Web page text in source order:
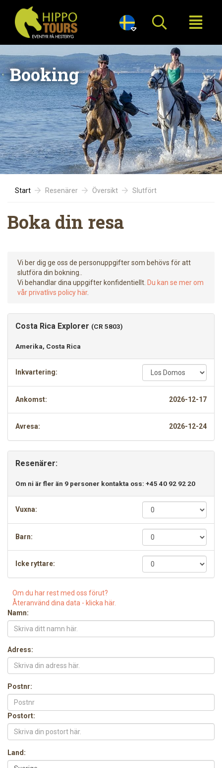

Booking
Start Resenärer Översikt Slutfört
Boka din resa
Vi ber dig ge oss de personuppgifter som behövs för att
slutföra din bokning..
Vi behandlar dina uppgifter konfidentiellt. Du kan se mer om
vår privatlivs policy här.
Costa Rica Explorer (CR 5803)
Amerika, Costa Rica
Inkvartering:
Ankomst: 2026-12-17
Avresa: 2026-12-24
Resenärer:
Om ni är fler än 9 personer kontakta oss: +45 40 92 92 20
Vuxna:
Barn:
Icke ryttare:
Om du har rest med oss förut?
Återanvänd dina data - klicka här.
Namn:
Adress:
Postnr:
Postort:
Land: